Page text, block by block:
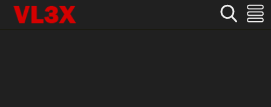
Home Không che
CARIBBEANCOM-051724 Satomi Ishikawa và phim tài liệu lột tả trọn vẹn sự rạo rực